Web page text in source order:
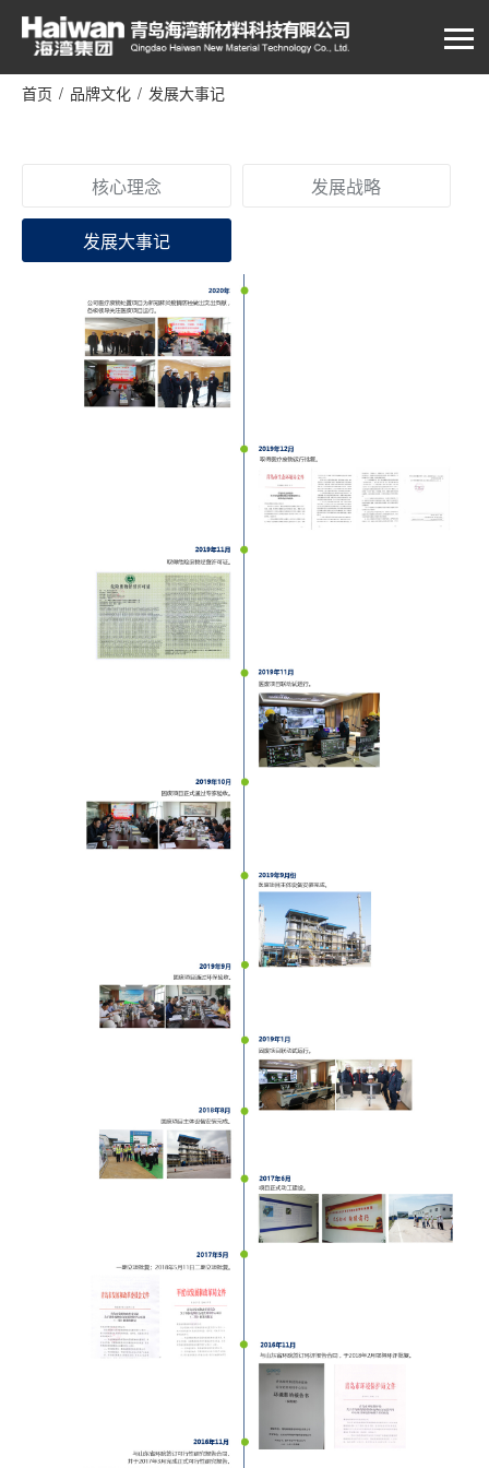
首页 / 品牌文化 / 发展大事记
核心理念 发展战略
发展大事记